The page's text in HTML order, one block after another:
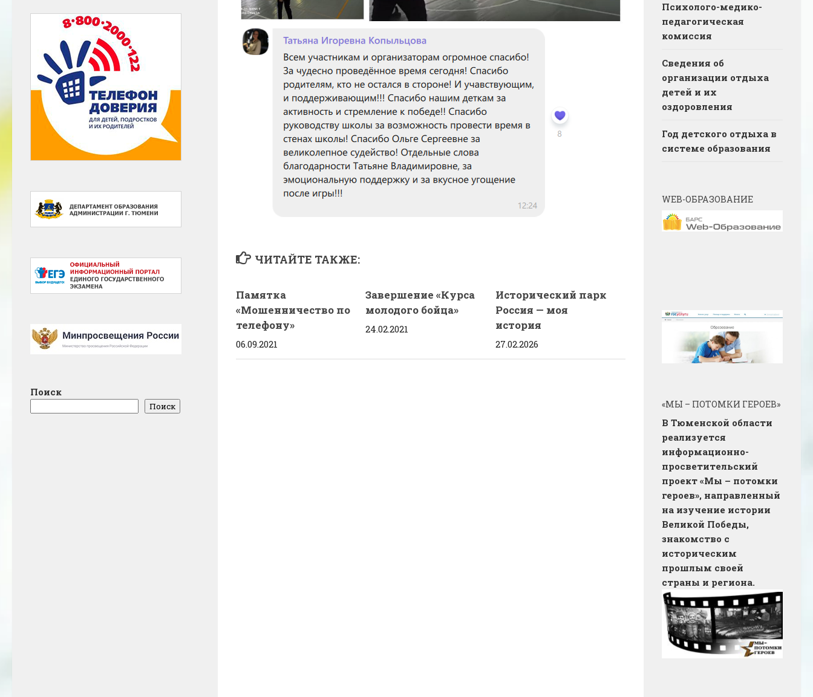
ЧИТАЙТЕ ТАКЖЕ:
Памятка
«Мошенничество по
телефону»
06.09.2021
Завершение «Курса
молодого бойца»
24.02.2021
Исторический парк
Россия — моя
история
27.02.2026
Поиск
Поиск
Психолого-медико-
педагогическая
комиссия
Сведения об
организации отдыха
детей и их
оздоровления
Год детского отдыха в
системе образования
WEB-ОБРАЗОВАНИЕ
«МЫ – ПОТОМКИ ГЕРОЕВ»
В Тюменской области
реализуется
информационно-
просветительский
проект «Мы – потомки
героев», направленный
на изучение истории
Великой Победы,
знакомство с
историческим
прошлым своей
страны и региона.